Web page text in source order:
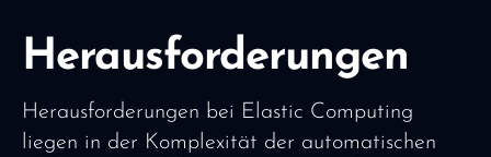
Herausforderungen
Herausforderungen bei Elastic Computing
liegen in der Komplexität der automatischen